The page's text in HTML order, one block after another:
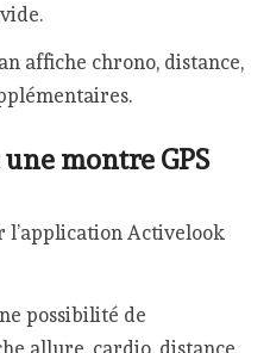
affiche chrono, distance,
montre GPS
l’application Activelook
possibilité de
allure, cardio, distance,